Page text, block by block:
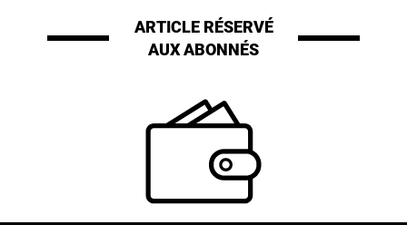
ARTICLE RÉSERVÉ
AUX ABONNÉS